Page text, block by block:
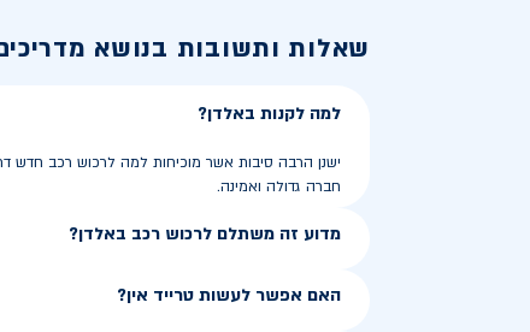
שאלות ותשובות בנושא
למה לקנות באלדן?
ישנן הרבה סיבות אשר מוכיחות למה לרכוש רכב חדש
חברה גדולה ואמינה.
מדוע זה משתלם לרכוש רכב באלדן?
האם אפשר לעשות טרייד אין?